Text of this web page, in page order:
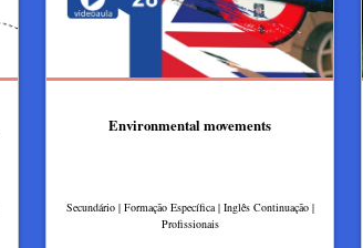
Environmental movements
Secundário | Formação Específica | Inglês Continuação |
Profissionais